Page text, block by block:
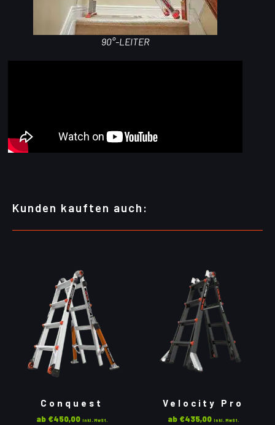
90°-LEITER
Kunden kauften auch:
Conquest
ab €450,00 inkl. MwSt.
Velocity Pro
ab €435,00 inkl. MwSt.